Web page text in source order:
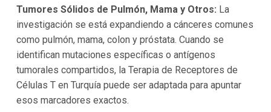
Tumores Sólidos de Pulmón, Mama y Otros: La
investigación se está expandiendo a cánceres comunes
como pulmón, mama, colon y próstata. Cuando se
identifican mutaciones específicas o antígenos
tumorales compartidos, la Terapia de Receptores de
Células T en Turquía puede ser adaptada para apuntar
esos marcadores exactos.